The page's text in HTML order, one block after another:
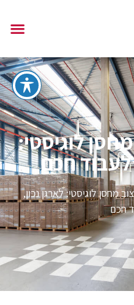
לוגיסטי:
לעבוד חכם
מחסן לוגיסטי: לארגן נכון,
חכם